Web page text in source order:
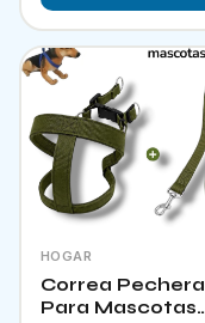
HOGAR
Correa Pechera
Para Mascotas